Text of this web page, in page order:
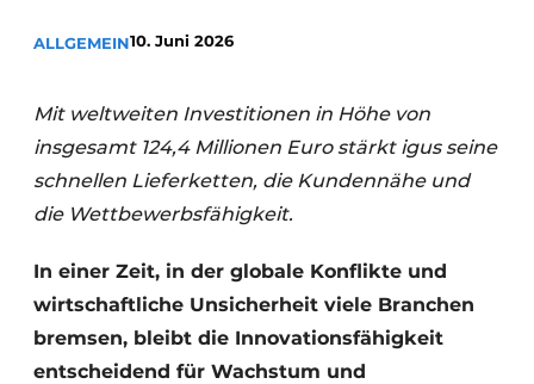
ALLGEMEIN10. Juni 2026
Mit weltweiten Investitionen in Höhe von
insgesamt 124,4 Millionen Euro stärkt igus seine
schnellen Lieferketten, die Kundennähe und
die Wettbewerbsfähigkeit.
In einer Zeit, in der globale Konflikte und
wirtschaftliche Unsicherheit viele Branchen
bremsen, bleibt die Innovationsfähigkeit
entscheidend für Wachstum und